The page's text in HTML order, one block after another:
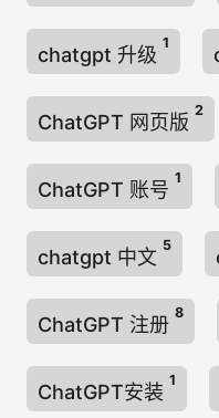
chatgpt 升级
1
ChatGPT 网页版
2
ChatGPT 账号
1
chatgpt 中文
5
ChatGPT 注册
8
ChatGPT安装
1